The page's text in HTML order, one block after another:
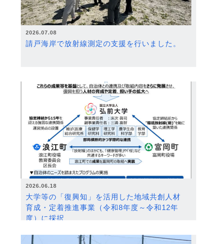
2026.07.08
請戸海岸で放射線測定の支援を行いました。
2026.06.18
大学等の「復興知」を活用した地域共創人材
育成・定着推進事業（令和8年度～令和12年
度）に採択